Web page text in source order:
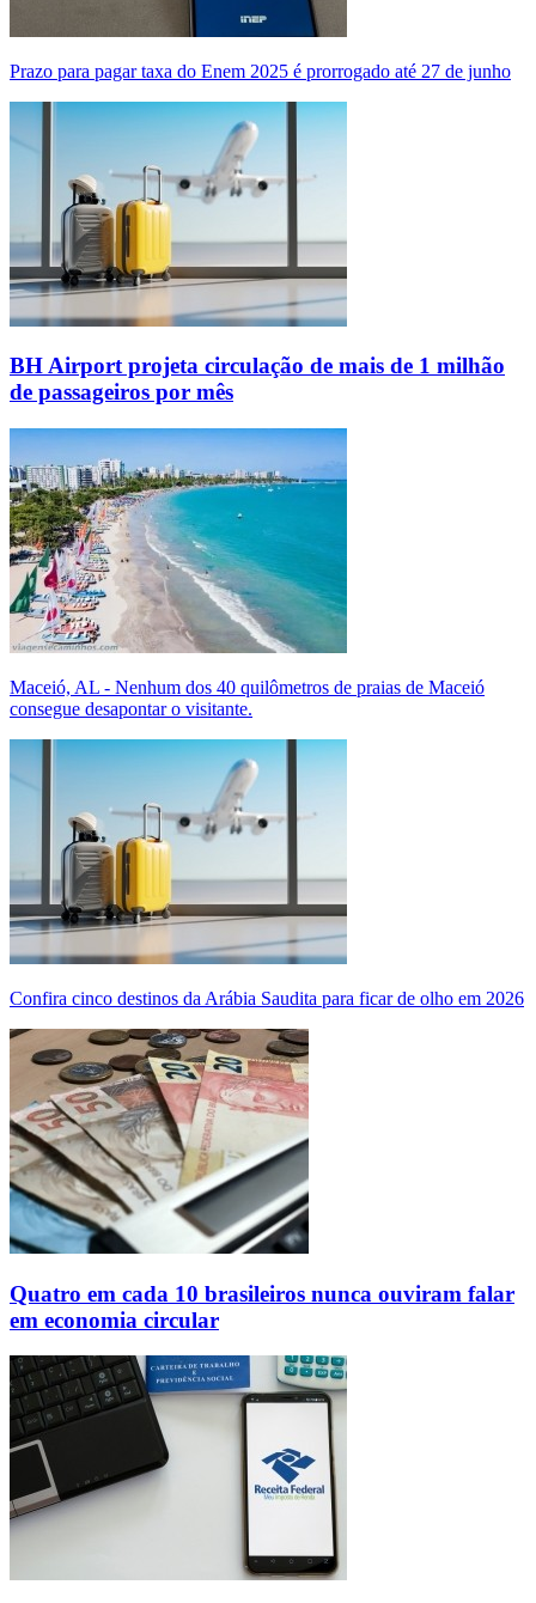
Prazo para pagar taxa do Enem 2025 é prorrogado até 27 de junho
BH Airport projeta circulação de mais de 1 milhão
de passageiros por mês
Maceió, AL - Nenhum dos 40 quilômetros de praias de Maceió
consegue desapontar o visitante.
Confira cinco destinos da Arábia Saudita para ficar de olho em 2026
Quatro em cada 10 brasileiros nunca ouviram falar
em economia circular